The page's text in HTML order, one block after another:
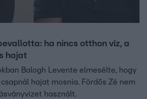
ha nincs otthon víz, a
hajat
Balogh Levente elmesélte, hogy
hajat mosnia. Fördős Zé nem
használt.